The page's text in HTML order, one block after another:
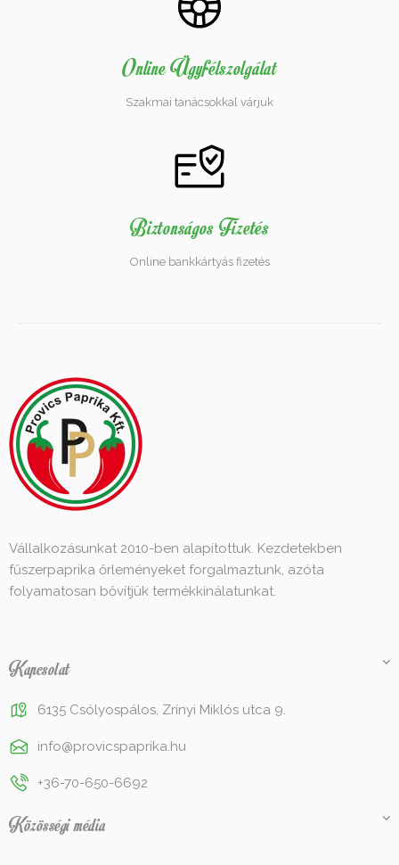
Online Ügyfélszolgálat
Szakmai tanácsokkal várjuk
Biztonságos Fizetés
Online bankkártyás fizetés
Vállalkozásunkat 2010-ben alapítottuk. Kezdetekben
fűszerpaprika őrleményeket forgalmaztunk, azóta
folyamatosan bővítjük termékkínálatunkat.
Kapcsolat
6135 Csólyospálos, Zrínyi Miklós utca 9.
info@provicspaprika.hu
+36-70-650-6692
Közösségi média